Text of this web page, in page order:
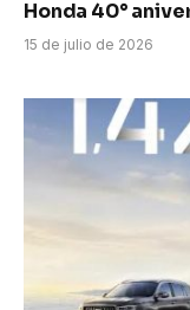
Honda 40°
15 de julio de 2026